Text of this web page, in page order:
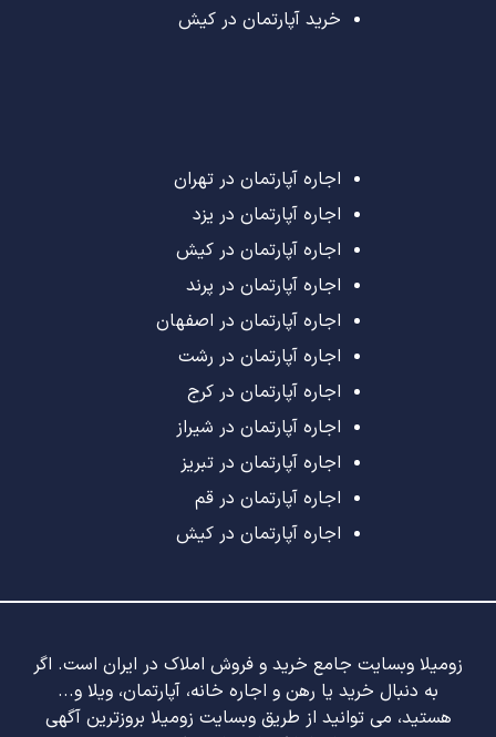
خرید آپارتمان در کیش
اجاره آپارتمان در تهران
اجاره آپارتمان در یزد
اجاره آپارتمان در کیش
اجاره آپارتمان در پرند
اجاره آپارتمان در اصفهان
اجاره آپارتمان در رشت
اجاره آپارتمان در کرج
اجاره آپارتمان در شیراز
اجاره آپارتمان در تبریز
اجاره آپارتمان در قم
اجاره آپارتمان در کیش
زومیلا وبسایت جامع خرید و فروش املاک در ایران است. اگر
به دنبال خرید یا رهن و اجاره خانه، آپارتمان، ویلا و...
هستید، می توانید از طریق وبسایت زومیلا بروزترین آگهی